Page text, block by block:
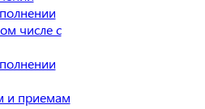
числе с
и приемам